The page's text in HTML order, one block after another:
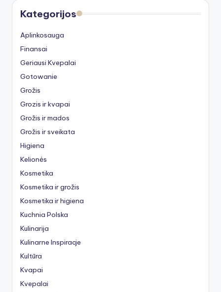
Kategorijos
Aplinkosauga
Finansai
Geriausi Kvepalai
Gotowanie
Grožis
Grozis ir kvapai
Grožis ir mados
Grožis ir sveikata
Higiena
Kelionės
Kosmetika
Kosmetika ir grožis
Kosmetika ir higiena
Kuchnia Polska
Kulinarija
Kulinarne Inspiracje
Kultūra
Kvapai
Kvepalai